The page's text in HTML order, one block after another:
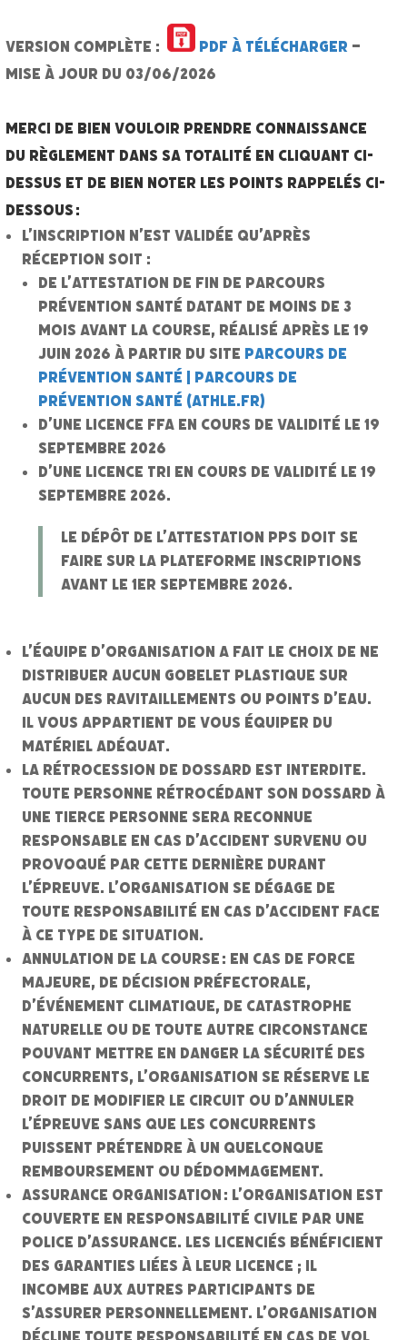
Version complète : pdf à télécharger –
Mise à jour du 03/06/2026
Merci de bien vouloir prendre connaissance
du règlement dans sa totalité en cliquant ci-
dessus et de bien noter les points rappelés ci-
dessous :
L’inscription n’est validée qu’après
réception soit :
de l’attestation de fin de Parcours
Prévention Santé datant de moins de 3
mois avant la course, réalisé après le 19
juin 2026 à partir du site Parcours de
Prévention Santé | Parcours de
Prévention Santé (athle.fr)
d’une licence FFA en cours de validité le 19
septembre 2026
d’une licence Tri en cours de validité le 19
septembre 2026.
Le dépôt de l’attestation PPS doit se
faire sur la plateforme inscriptions
avant le 1er septembre 2026.
L’équipe d’organisation a fait le choix de ne
distribuer aucun gobelet plastique sur
aucun des ravitaillements ou points d’eau.
Il vous appartient de vous équiper du
matériel adéquat.
La rétrocession de dossard est interdite.
Toute personne rétrocédant son dossard à
une tierce personne sera reconnue
responsable en cas d’accident survenu ou
provoqué par cette dernière durant
l’épreuve. L’organisation se dégage de
toute responsabilité en cas d’accident face
à ce type de situation.
Annulation de la course : En cas de force
majeure, de décision préfectorale,
d’événement climatique, de catastrophe
naturelle ou de toute autre circonstance
pouvant mettre en danger la sécurité des
concurrents, l’organisation se réserve le
droit de modifier le circuit ou d’annuler
l’épreuve sans que les concurrents
puissent prétendre à un quelconque
remboursement ou dédommagement.
Assurance Organisation : L’organisation est
couverte en responsabilité civile par une
police d’assurance. Les licenciés bénéficient
des garanties liées à leur licence ; il
incombe aux autres participants de
s’assurer personnellement. L’organisation